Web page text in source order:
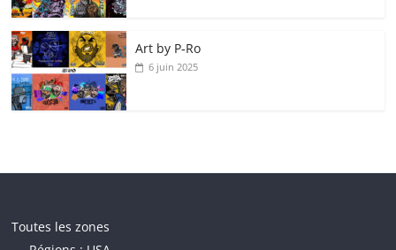
Art by P‑Ro
6 juin 2025
Toutes les zones